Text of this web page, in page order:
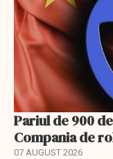
Pariul de 900
Compania de
07 AUGUST 2026